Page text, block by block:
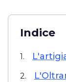
Indice
1.
2.